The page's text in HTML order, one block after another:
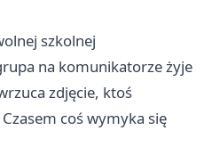
szkolnej
na komunikatorze żyje
zdjęcie, ktoś
coś wymyka się